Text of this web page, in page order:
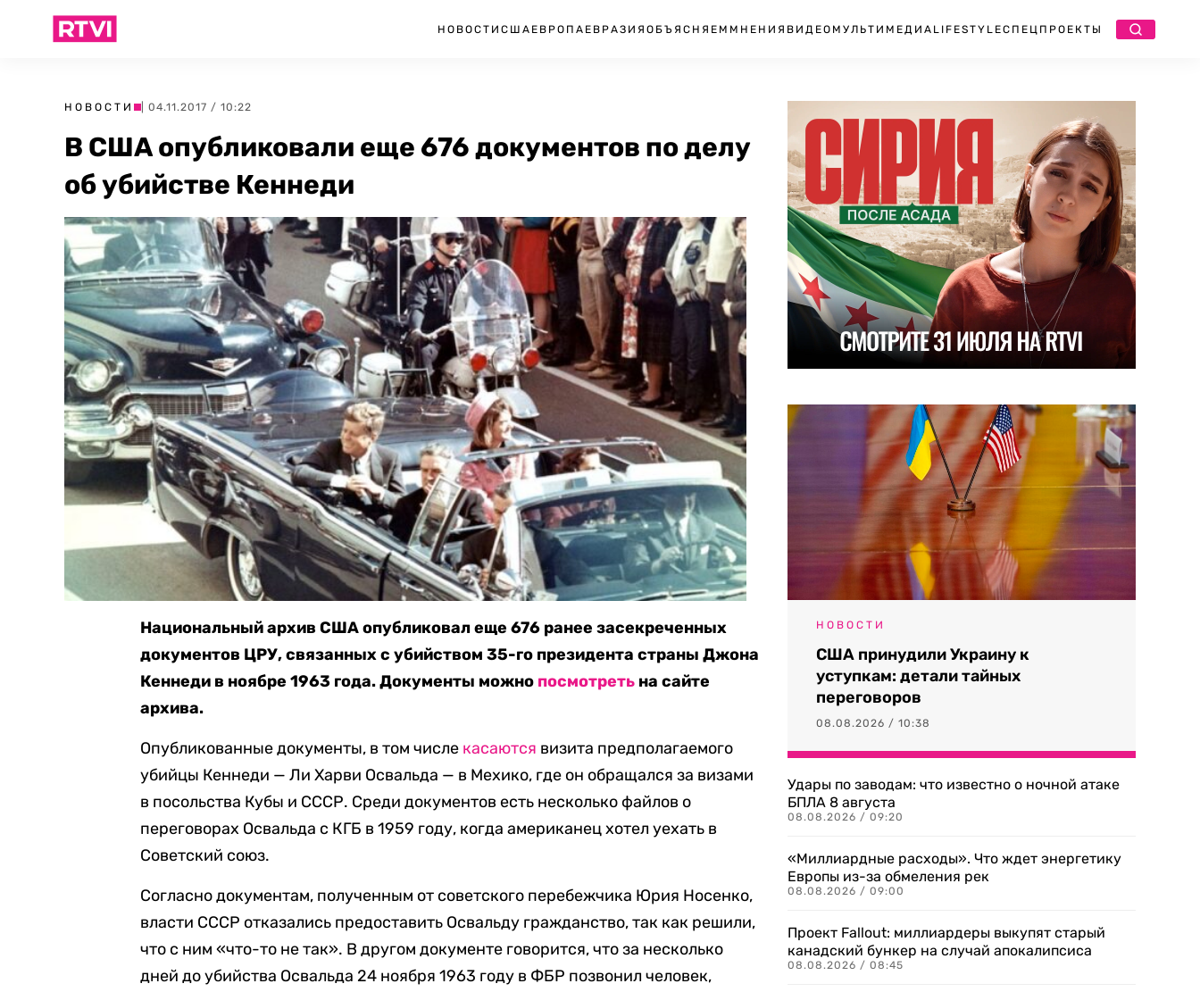
НОВОСТИ США ЕВРОПА ЕВРАЗИЯ ОБЪЯСНЯЕМ МНЕНИЯ ВИДЕО МУЛЬТИМЕДИА LIFESTYLEСПЕЦПРОЕКТЫ
НОВОСТИ | 04.11.2017 / 10:22
В США опубликовали еще 676 документов по делу
об убийстве Кеннеди
Национальный архив США опубликовал еще 676 ранее засекреченных
документов ЦРУ, связанных с убийством 35-го президента страны Джона
Кеннеди в ноябре 1963 года. Документы можно посмотреть на сайте
архива.
Опубликованные документы, в том числе касаются визита предполагаемого
убийцы Кеннеди — Ли Харви Освальда — в Мехико, где он обращался за визами
в посольства Кубы и СССР. Среди документов есть несколько файлов о
переговорах Освальда с КГБ в 1959 году, когда американец хотел уехать в
Советский союз.
Согласно документам, полученным от советского перебежчика Юрия Носенко,
власти СССР отказались предоставить Освальду гражданство, так как решили,
что с ним «что-то не так». В другом документе говорится, что за несколько
дней до убийства Освальда 24 ноября 1963 году в ФБР позвонил человек,
НОВОСТИ
США принудили Украину к
уступкам: детали тайных
переговоров
08.08.2026 / 10:38
Удары по заводам: что известно о ночной атаке
БПЛА 8 августа
08.08.2026 / 09:20
«Миллиардные расходы». Что ждет энергетику
Европы из-за обмеления рек
08.08.2026 / 09:00
Проект Fallout: миллиардеры выкупят старый
канадский бункер на случай апокалипсиса
08.08.2026 / 08:45